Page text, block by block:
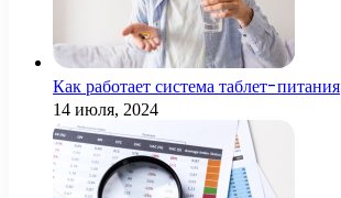
Как работает система таблет-питания
14 июля, 2024